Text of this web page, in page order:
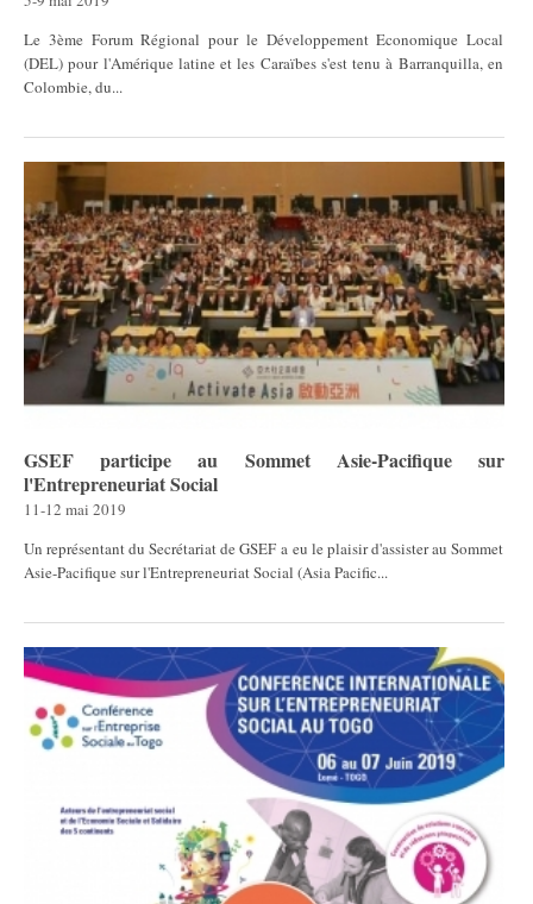
Le 3ème Forum Régional pour le Développement Economique Local
(DEL) pour l'Amérique latine et les Caraïbes s'est tenu à Barranquilla, en
Colombie, du...
GSEF participe au Sommet Asie-Pacifique sur
l'Entrepreneuriat Social
11-12 mai 2019
​​​​​​Un représentant du Secrétariat de GSEF a eu le plaisir d'assister au Sommet
Asie-Pacifique sur l'Entrepreneuriat Social (Asia Pacific...